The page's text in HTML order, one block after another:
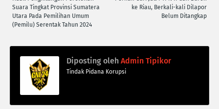
ke Riau, Berkali-kali Dilapor
Belum Ditangkap
Suara Tingkat Provinsi Sumatera
Utara Pada Pemilihan Umum
(Pemilu) Serentak Tahun 2024
Diposting oleh Admin Tipikor
Tindak Pidana Korupsi